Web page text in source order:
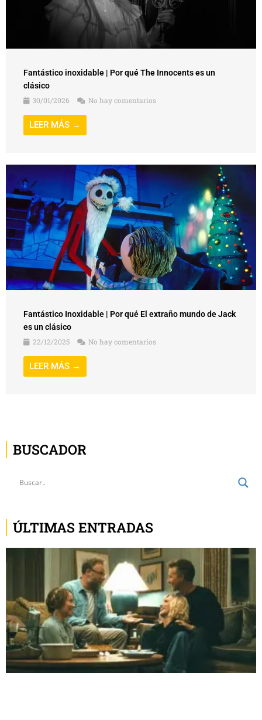
Fantástico inoxidable | Por qué The Innocents es un
clásico
30/01/2026
No hay comentarios
LEER MÁS →
Fantástico Inoxidable | Por qué El extraño mundo de Jack
es un clásico
22/12/2025
No hay comentarios
LEER MÁS →
BUSCADOR
ÚLTIMAS ENTRADAS